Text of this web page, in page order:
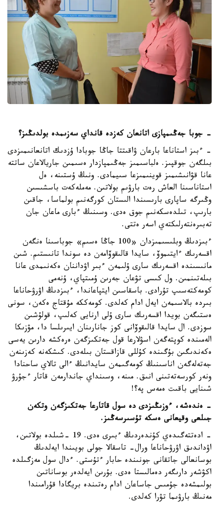
- جوبا جەڭىمپازى اتانعان كەزدە قانداي سەزىمدە بولدىڭىز؟
- ءبىز استاناعا بارعان ۋاقىتتا جاڭا جوبادا ۇزدىك اتانعانىمىزدى
بىلگەن جوقپىز. ەلباسىمىز جەڭىمپازدار ەسىمىن جاريالاعان ساتتە
عانا قۋانىشىمىز قوينىمىزعا سىيمادى. ونىڭ ۇستىنە، ەل
استاناسىنا العاش رەت بارۋىم بولاتىن. مەملەكەت باسشىسىن
وڭىرگە ساپارى بارىسىندا الىستان كورگەنىم بولماسا، جاقىن
بارىپ، تىلدەسكەنىم جوق ەدى. وسىنىڭ ءبارى ماعان جان
تەبىرەنتەرلىكتەي اسەر ەتتى.
ءبىزدىڭ وبلىسىمىزدان «100 جاڭا ەسىم» جوباسىنا ەنگەن
اقسەرىك ءايتىموۆ، سايدا قالىقوۆامەن دە سوندا تانىستىم. شىن
مانىسىندە اقسەرىك سارى ۇلىمەن ءبىر اۋداننان ەكەنىمدى عانا
بىلەتىنمىن. ول كىسى تۋعان جەرىن ۇمىتپاي، ۇنەمى
كومەكتەسىپ تۇرادى. باسقاسىن ايتپاعاندا، ءبىزدىڭ اۋرۋحاناعا
بىردە بالاسىمەن ايەل ادام كەلدى. كومەككە مۇقتاج ەكەن، سونى
ەستىگەن بويدا اقسەرىك سارى ۇلى ارنايى كەلىپ، قولۇشىن
سوزدى. ال سايدا قالىقوۆانى كوز جانارىنان ايىرىلسا دا، مۋزىكا
الەمىندە كوپتەگەن اسۋلارعا قول جەتكىزگەن ەرەكشە دارىن يەسى
ەكەندىگىن بۇگىندە كۇللى قازاقستان بىلەدى. كىشكەنە كەزىنەن
جەتەلەگەن اناسىنىڭ كومەگىمەن سايدانىڭ ءالى تالاي ساحنادا
ونەر كورسەتەتىنى انىق. مىنە، وسىنداي جاندارمەن قاتار ءجۇرۋ
شىنايى باقىت ەمەس پە؟!
- ەندەشە، ءوزىڭىزدى دە سول قاتارعا جەتكىزگەن وتكەن
جىلعى وقيعانى ەسكە تۇسىرسەڭىز.
- ادەتتەگىدەي كۇندەردىڭ ءبىرى ەدى. 19 -شىلدە بولاتىن،
اۋداندىق اۋرۋحاناعا ورال- تاسقالا جولى بويىندا ايەلدىڭ
بوسانعالى جاتقانى جونىندە حابار ءتۇستى. ءدال سول مەزگىلدە
اكۋشەر دارىگەر دەمالىستا ەدى. بۇرىن ايەلدەر بوساناتىن
بولىمشەدە جۇمىس جاساعان ادام رەتىندە بريگادا قۇرامىندا
مەنىڭ بارۋىما تۋرا كەلدى.